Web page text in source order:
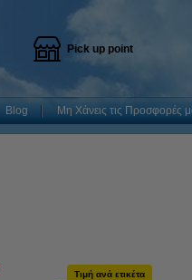
Pick up point
Blog Μη Χάνεις τις Προσφορές
Τιμή ανά ετικέτα